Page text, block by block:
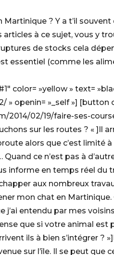
? Y a t’il
articles à ce sujet, vous y
de stocks cela
essentiel (comme les
color= »yellow » text=
openin= »_self »]
2014/02/19/faire-ses-
sur les routes ? « ]Il
alors que c’est
ce n’est pas à
en temps réel du
aux nombreux
mon chat en Martinique.
j’ai entendu par mes
que si votre animal
ils à bien s’intégrer ?
sur l’île. Il se peut